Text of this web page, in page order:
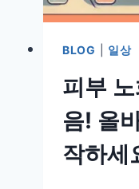
BLOG 일상
피부
음! 올
작하세